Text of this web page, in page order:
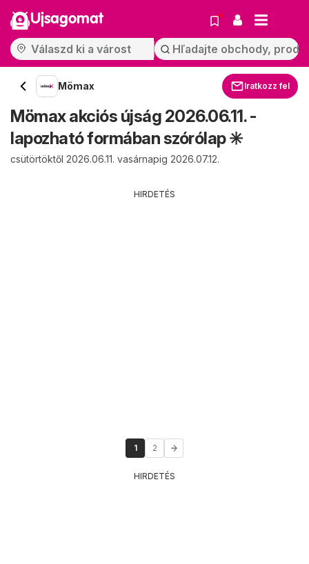
Ujsagomat
Mömax Iratkozz fel
Mömax akciós újság 2026.06.11. -
lapozható formában szórólap ✳️
csütörtöktől 2026.06.11. vasárnapig 2026.07.12.
HIRDETÉS
1 2
HIRDETÉS